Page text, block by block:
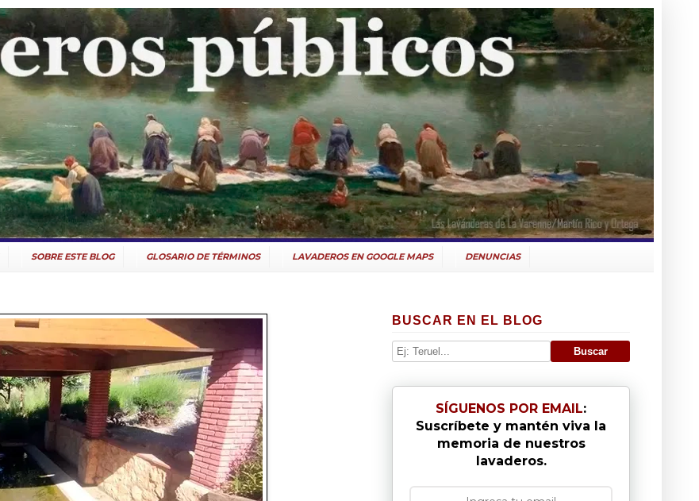
SOBRE ESTE BLOG GLOSARIO DE TÉRMINOS LAVADEROS EN GOOGLE MAPS DENUNCIAS
BUSCAR EN EL BLOG
SÍGUENOS POR EMAIL:
Suscríbete y mantén viva la
memoria de nuestros
lavaderos.